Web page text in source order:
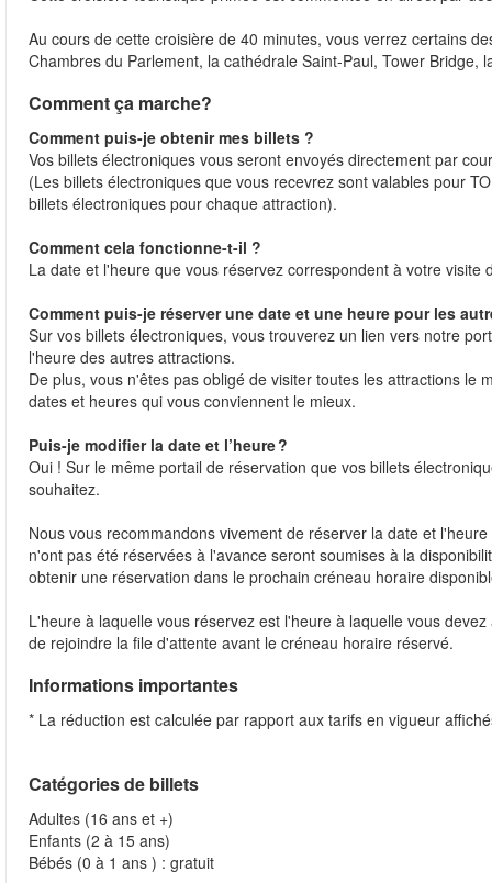
Au cours de cette croisière de 40 minutes, vous verrez certains
Chambres du Parlement, la cathédrale Saint-Paul, Tower
Comment ça marche?
Comment puis-je obtenir mes billets ?
Vos billets électroniques vous seront envoyés directement par
(Les billets électroniques que vous recevrez sont valables pour
billets électroniques pour chaque attraction).
Comment cela fonctionne-t-il ?
La date et l'heure que vous réservez correspondent à votre
Comment puis-je réserver une date et une heure pour les
Sur vos billets électroniques, vous trouverez un lien vers notre
l'heure des autres attractions.
De plus, vous n'êtes pas obligé de visiter toutes les attractions le
dates et heures qui vous conviennent le mieux.
Puis-je modifier la date et l’heure ?
Oui ! Sur le même portail de réservation que vos billets
souhaitez.
Nous vous recommandons vivement de réserver la date et
n'ont pas été réservées à l'avance seront soumises à la
obtenir une réservation dans le prochain créneau horaire
L'heure à laquelle vous réservez est l'heure à laquelle vous
de rejoindre la file d'attente avant le créneau horaire réservé.
Informations importantes
* La réduction est calculée par rapport aux tarifs en vigueur
Catégories de billets
Adultes (16 ans et +)
Enfants (2 à 15 ans)
Bébés (0 à 1 ans ) : gratuit